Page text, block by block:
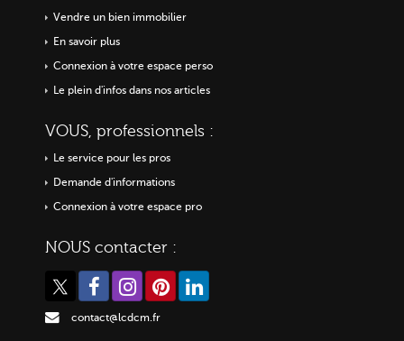
Vendre un bien immobilier
En savoir plus
Connexion à votre espace perso
Le plein d'infos dans nos articles
VOUS, professionnels :
Le service pour les pros
Demande d'informations
Connexion à votre espace pro
NOUS contacter :
contact@lcdcm.fr